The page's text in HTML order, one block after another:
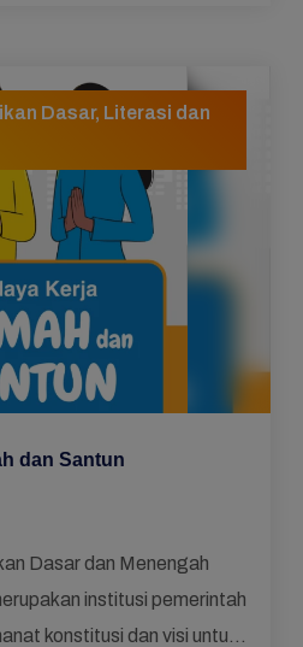
Dasar, Literasi dan
dan Santun
Dasar dan Menengah
institusi pemerintah
konstitusi dan visi untuk